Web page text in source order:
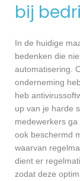
bij
In de huidige
bedenken die
automatisering.
onderneming
heb
up van je harde
medewerkers
ook beschermd
waarvan
dient er
zodat deze